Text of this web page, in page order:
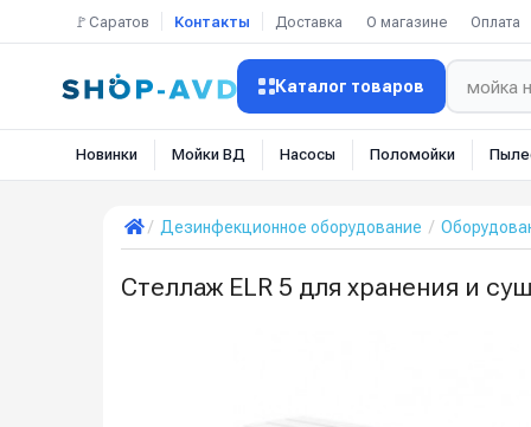
🚩Саратов Контакты Доставка О магазине Оплата
Каталог товаров
Новинки Мойки ВД Насосы Поломойки
Дезинфекционное оборудование
Стеллаж ELR 5 для хранения и